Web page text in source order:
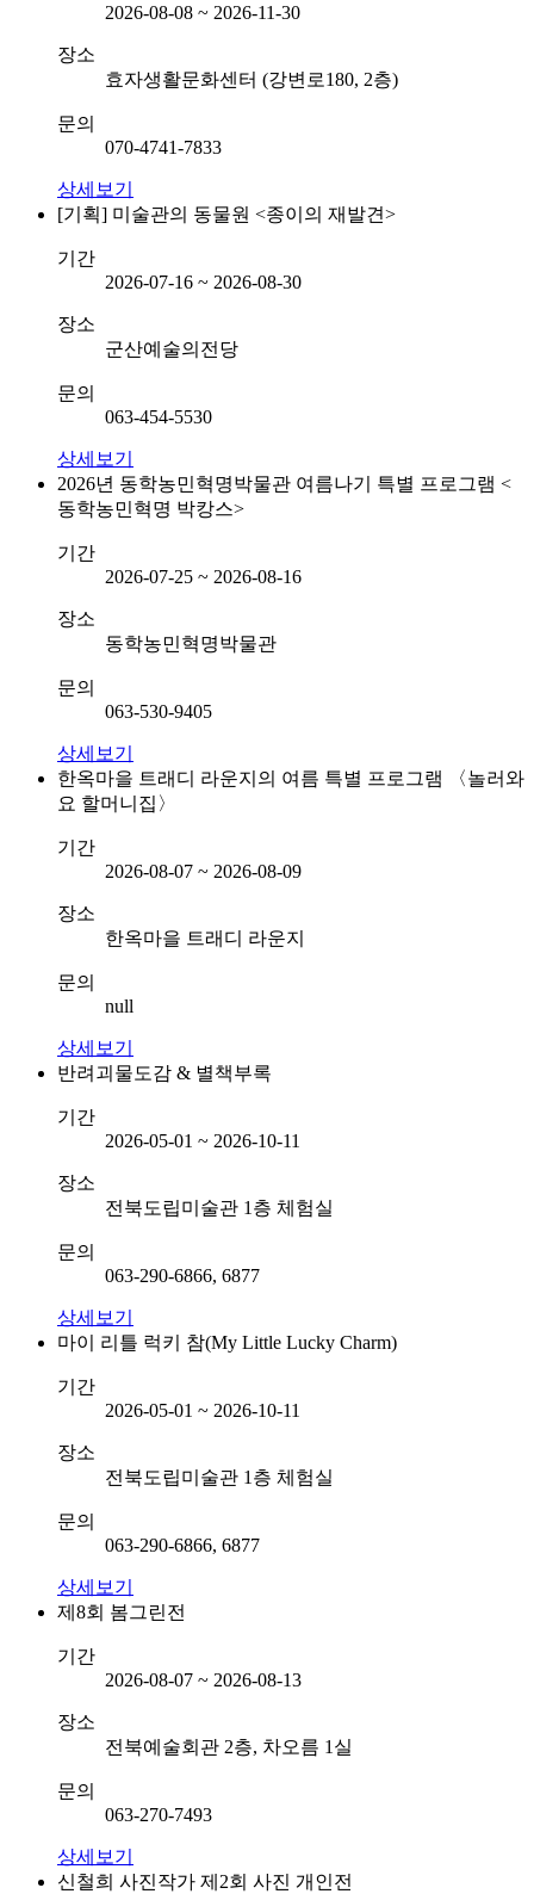
2026-08-08 ~ 2026-11-30
장소
효자생활문화센터 (강변로180, 2층)
문의
070-4741-7833
상세보기
[기획] 미술관의 동물원 <종이의 재발견>
기간
2026-07-16 ~ 2026-08-30
장소
군산예술의전당
문의
063-454-5530
상세보기
2026년 동학농민혁명박물관 여름나기 특별 프로그램 <
동학농민혁명 박캉스>
기간
2026-07-25 ~ 2026-08-16
장소
동학농민혁명박물관
문의
063-530-9405
상세보기
한옥마을 트래디 라운지의 여름 특별 프로그램 〈놀러와
요 할머니집〉
기간
2026-08-07 ~ 2026-08-09
장소
한옥마을 트래디 라운지
문의
null
상세보기
반려괴물도감 & 별책부록
기간
2026-05-01 ~ 2026-10-11
장소
전북도립미술관 1층 체험실
문의
063-290-6866, 6877
상세보기
마이 리틀 럭키 참(My Little Lucky Charm)
기간
2026-05-01 ~ 2026-10-11
장소
전북도립미술관 1층 체험실
문의
063-290-6866, 6877
상세보기
제8회 봄그린전
기간
2026-08-07 ~ 2026-08-13
장소
전북예술회관 2층, 차오름 1실
문의
063-270-7493
상세보기
신철희 사진작가 제2회 사진 개인전